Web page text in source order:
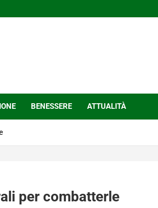
BENESSERE ATTUALITÀ
per combatterle